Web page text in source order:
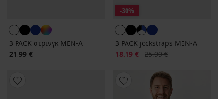
3 PACK στρινγκ MEN-A
21,99 €
-30%
3 PACK jockstraps MEN-A
Έκπτωση
18,19 € Αρχική τιμή
25,99 €